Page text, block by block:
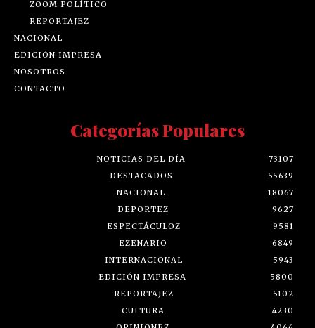
ZOOM POLÍTICO
REPORTAJEZ
NACIONAL
EDICIÓN IMPRESA
NOSOTROS
CONTACTO
Categorías Populares
NOTICIAS DEL DÍA
73107
DESTACADOS
55639
NACIONAL
18067
DEPORTEZ
9627
ESPECTÁCULOZ
9581
EZENARIO
6849
INTERNACIONAL
5943
EDICIÓN IMPRESA
5800
REPORTAJEZ
5102
CULTURA
4230